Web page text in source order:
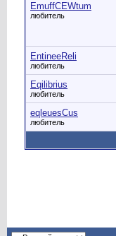
EmuffCEWtum
любитель
EntineeReli
любитель
Eqilibrius
любитель
eqleuesCus
любитель